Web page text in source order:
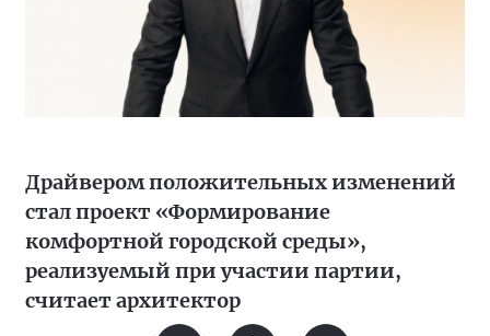
Драйвером положительных изменений
стал проект «Формирование
комфортной городской среды»,
реализуемый при участии партии,
считает архитектор